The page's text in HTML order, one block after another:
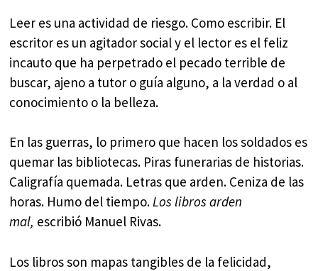
Leer es una actividad de riesgo. Como escribir. El
escritor es un agitador social y el lector es el feliz
incauto que ha perpetrado el pecado terrible de
buscar, ajeno a tutor o guía alguno, a la verdad o al
conocimiento o la belleza.
En las guerras, lo primero que hacen los soldados es
quemar las bibliotecas. Piras funerarias de historias.
Caligrafía quemada. Letras que arden. Ceniza de las
horas. Humo del tiempo.Los libros arden
mal, escribió Manuel Rivas.
Los libros son mapas tangibles de la felicidad,